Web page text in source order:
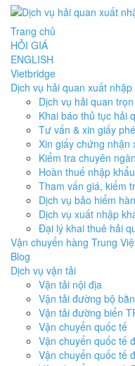
Trang chủ
HỎI GIÁ
ENGLISH
Vietbridge
Dịch vụ hải quan xuất nhập
Dịch vụ hải quan
Khai báo thủ tục hải
Tư vấn & xin giấy
Xin giấy chứng nhận
Kiểm tra chuyên
Hoàn thuế nhập
Tham vấn giá, kiểm
Dịch vụ bảo hiểm
Dịch vụ xuất nhập
Đại lý khai thuê hải
Vận chuyển hàng Trung
Blog
Dịch vụ vận tải
Vận tải nội địa
Vận tải đường bộ
Vận tải đường biển
Vận chuyển quốc tế
Vận chuyển quốc tế
Vận chuyển quốc tế